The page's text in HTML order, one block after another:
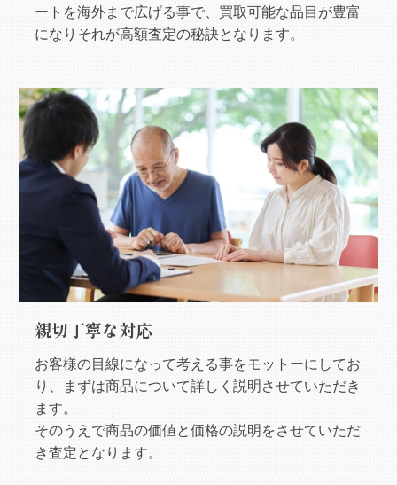
ートを海外まで広げる事で、買取可能な品目が豊富
になりそれが高額査定の秘訣となります。
親切丁寧な対応
お客様の目線になって考える事をモットーにしてお
り、まずは商品について詳しく説明させていただき
ます。
そのうえで商品の価値と価格の説明をさせていただ
き査定となります。